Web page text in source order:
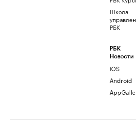
Школа
РБК
РБК
Новости
iOS
Android